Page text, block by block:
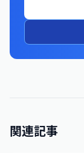
関連記事